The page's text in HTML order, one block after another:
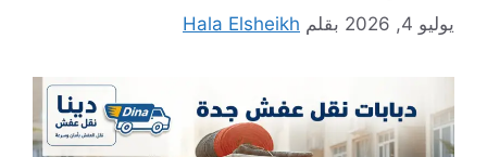
يوليو 4, 2026 بقلم Hala Elsheikh